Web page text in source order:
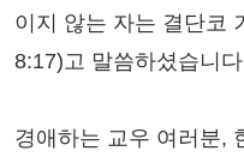
이지 않는 자는 결단코
8:17)고 말씀하셨습니
경애하는 교우 여러분,